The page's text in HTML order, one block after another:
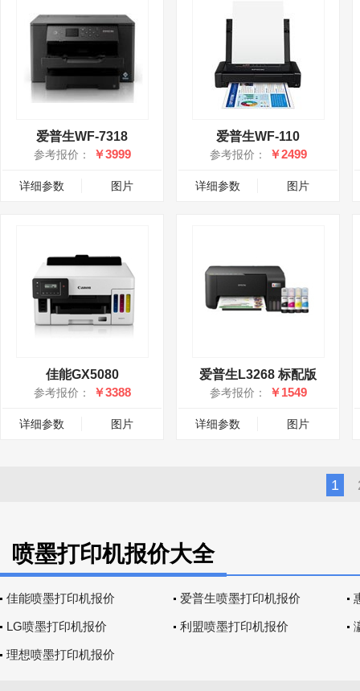
爱普生WF-7318
参考报价： ￥3999
详细参数 图片
爱普生WF-110
参考报价： ￥2499
详细参数 图片
佳能GX5080
参考报价： ￥3388
详细参数 图片
爱普生L3268 标配版
参考报价： ￥1549
详细参数 图片
1
喷墨打印机报价大全
佳能喷墨打印机报价 爱普生喷墨打印机报价
LG喷墨打印机报价 利盟喷墨打印机报价
理想喷墨打印机报价